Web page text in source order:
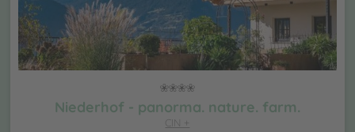
Niederhof - panorma. nature. farm.
CIN +